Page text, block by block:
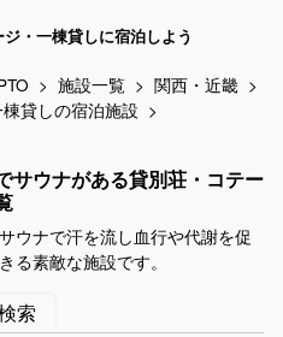
・一棟貸しに宿泊しよう
施設一覧
関西・近畿
貸しの宿泊施設
サウナがある貸別荘・コテー
ウナで汗を流し血行や代謝を促
る素敵な施設です。
索